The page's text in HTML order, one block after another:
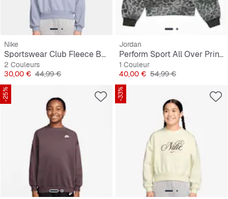
Nike
Sportswear Club Fleece Boxy Graphic Crew
2 Couleurs
Prix
30,00 € Prix original
44,99 €
Jordan
Perform Sport All Over Print Crew
1 Couleur
Prix
40,00 € Prix original
54,99 €
-25% -33%